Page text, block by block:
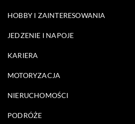
HOBBY I ZAINTERESOWANIA
JEDZENIE I NAPOJE
KARIERA
MOTORYZACJA
NIERUCHOMOŚCI
PODRÓŻE